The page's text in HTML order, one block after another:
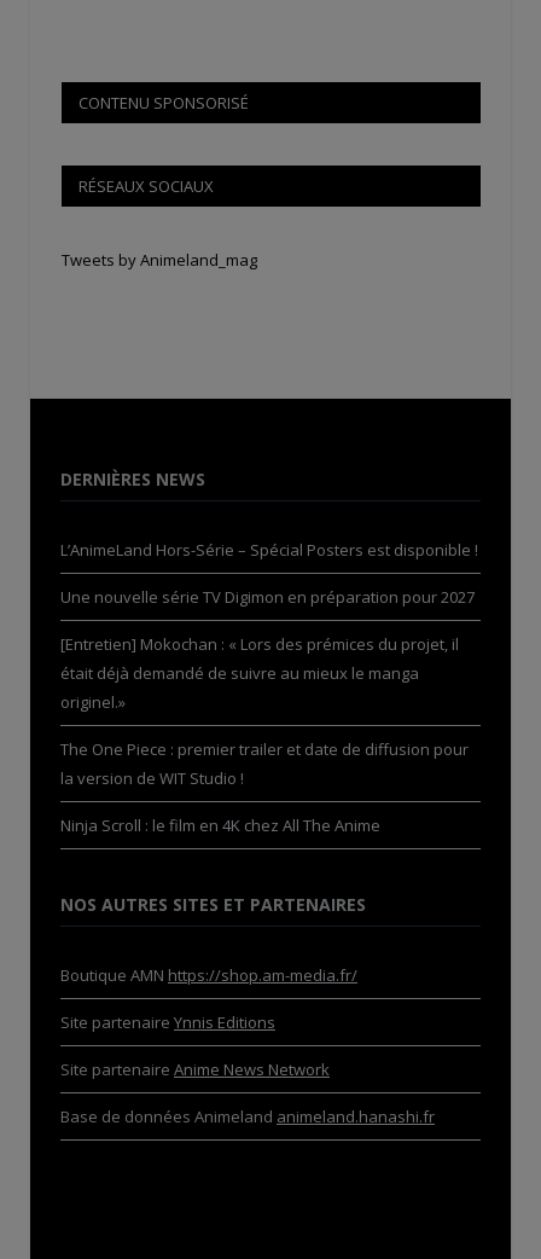
CONTENU SPONSORISÉ
RÉSEAUX SOCIAUX
Tweets by Animeland_mag
DERNIÈRES NEWS
L’AnimeLand Hors-Série – Spécial Posters est disponible !
Une nouvelle série TV Digimon en préparation pour 2027
[Entretien] Mokochan : « Lors des prémices du projet, il
était déjà demandé de suivre au mieux le manga
originel.»
The One Piece : premier trailer et date de diffusion pour
la version de WIT Studio !
Ninja Scroll : le film en 4K chez All The Anime
NOS AUTRES SITES ET PARTENAIRES
Boutique AMN https://shop.am-media.fr/
Site partenaire Ynnis Editions
Site partenaire Anime News Network
Base de données Animeland animeland.hanashi.fr